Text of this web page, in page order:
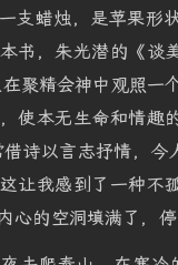
支蜡烛，是苹果形
书，朱光潜的《谈
聚精会神中观照一
使本无生命和情趣
诗以言志抒情，
让我感到了一种不
心的空洞填满了，